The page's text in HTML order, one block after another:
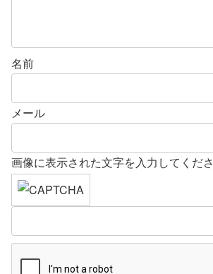
名前
メール
画像に表示された文字を入力してくだ